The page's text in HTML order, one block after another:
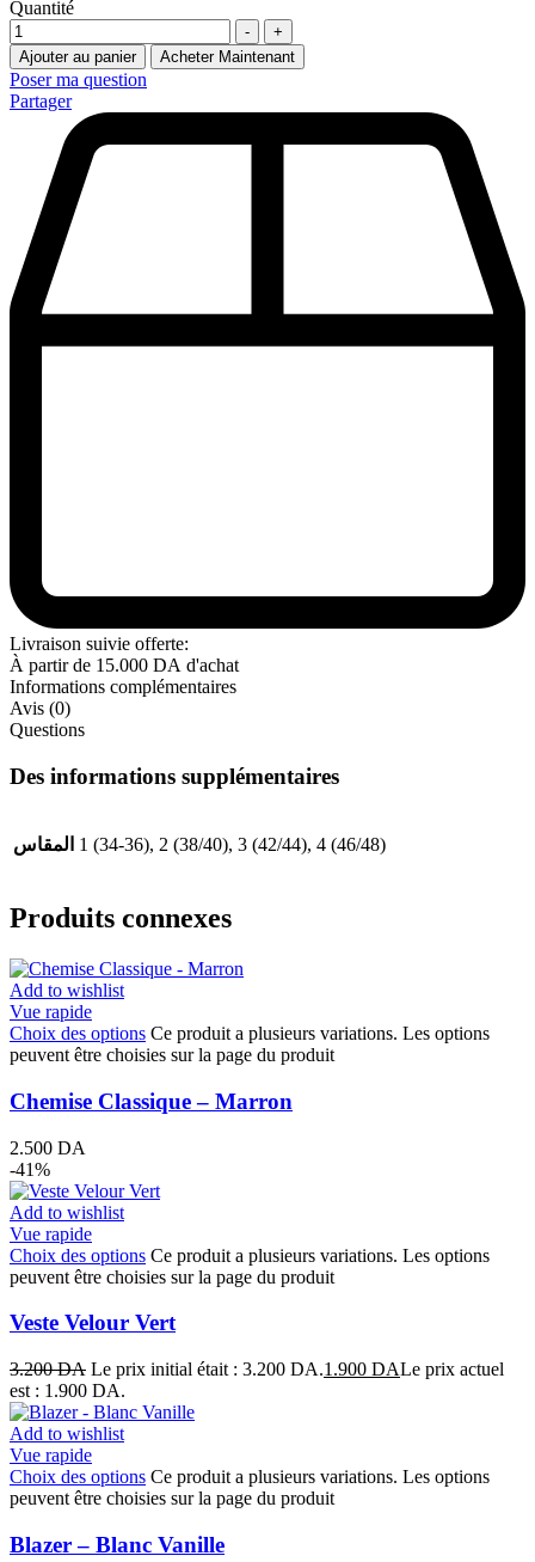
Quantité
-
+
Ajouter au panier
Acheter Maintenant
Poser ma question
Partager
Livraison suivie offerte:
À partir de 15.000 DA d'achat
Informations complémentaires
Avis (0)
Questions
Des informations supplémentaires
المقاس 1 (34-36), 2 (38/40), 3 (42/44), 4 (46/48)
Produits connexes
Add to wishlist
Vue rapide
Choix des options Ce produit a plusieurs variations. Les options
peuvent être choisies sur la page du produit
Chemise Classique – Marron
2.500 DA
-41%
Add to wishlist
Vue rapide
Choix des options Ce produit a plusieurs variations. Les options
peuvent être choisies sur la page du produit
Veste Velour Vert
3.200DA Le prix initial était : 3.200 DA.1.900 DALe prix actuel
est : 1.900 DA.
Add to wishlist
Vue rapide
Choix des options Ce produit a plusieurs variations. Les options
peuvent être choisies sur la page du produit
Blazer – Blanc Vanille